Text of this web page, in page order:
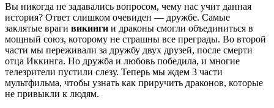
Вы никогда не задавались вопросом, чему нас учит данная
история? Ответ слишком очевиден — дружбе. Самые
заклятые враги викинги и драконы смогли объединиться в
мощный союз, которому не страшны все преграды. Во второй
части мы переживали за дружбу двух друзей, после смерти
отца Иккинга. Но дружба и любовь победила, и многие
телезрители пустили слезу. Теперь мы ждем 3 части
мультфильма, чтобы узнать как приручить драконов, которые
не привыкли к людям.